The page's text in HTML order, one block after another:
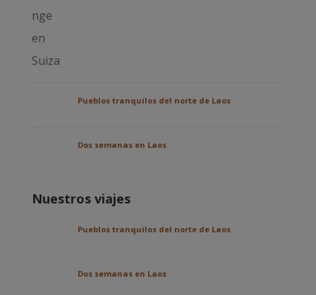
Pueblos tranquilos del norte de Laos
Dos semanas en Laos
Nuestros viajes
Pueblos tranquilos del norte de Laos
Dos semanas en Laos